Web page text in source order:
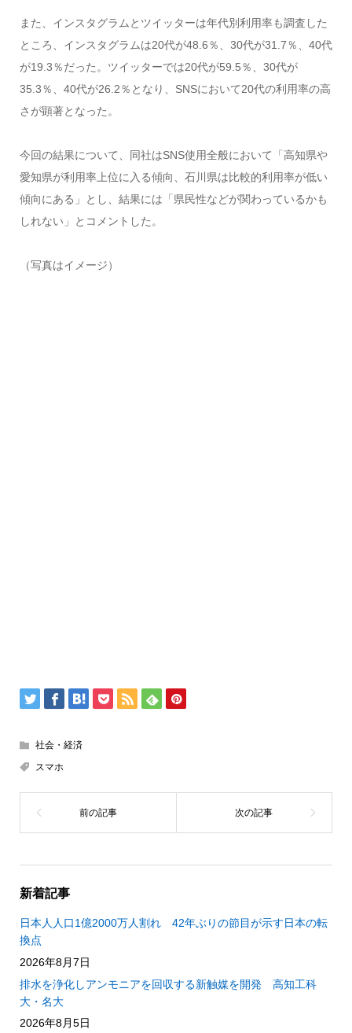
また、インスタグラムとツイッターは年代別利用率も調査した
ところ、インスタグラムは20代が48.6％、30代が31.7％、40代
が19.3％だった。ツイッターでは20代が59.5％、30代が
35.3％、40代が26.2％となり、SNSにおいて20代の利用率の高
さが顕著となった。
今回の結果について、同社はSNS使用全般において「高知県や
愛知県が利用率上位に入る傾向、石川県は比較的利用率が低い
傾向にある」とし、結果には「県民性などが関わっているかも
しれない」とコメントした。
（写真はイメージ）
社会・経済
スマホ
新着記事
日本人人口1億2000万人割れ 42年ぶりの節目が示す日本の転
換点
2026年8月7日
排水を浄化しアンモニアを回収する新触媒を開発 高知工科
大・名大
2026年8月5日